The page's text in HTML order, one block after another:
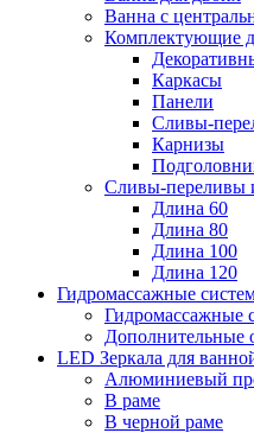
Ванна с
Комплектующие
Каркасы
Панели
Сливы-
Карнизы
Сливы-переливы
Длина 60
Длина 80
Длина 100
Длина 120
Гидромассажные
Гидромассажные
Дополнительные
LED Зеркала для
Алюминиевый
В раме
В черной раме